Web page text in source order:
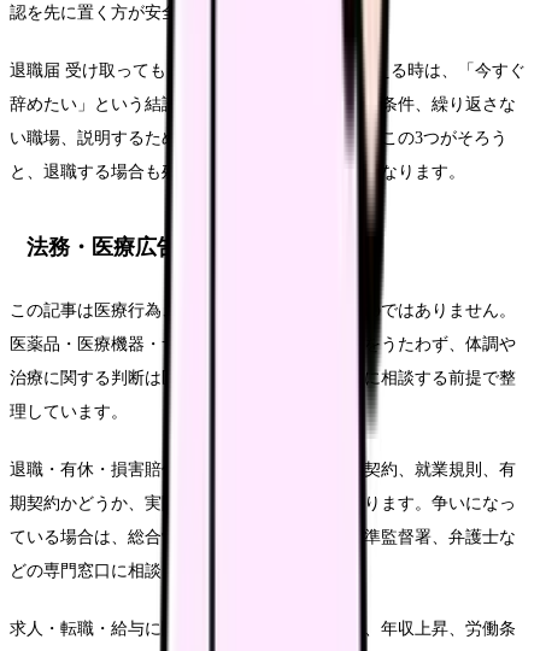
認を先に置く方が安全です。
退職届 受け取ってもらえない 看護師について考える時は、「今すぐ
辞めたい」という結論だけでなく、悩みを弱める条件、繰り返さな
い職場、説明するための記録を分けてください。この3つがそろう
と、退職する場合も残る場合も判断がぶれにくくなります。
法務・医療広告・求人広告上の注意
この記事は医療行為、診断、治療効果を示すものではありません。
医薬品・医療機器・サプリメント等の効能効果をうたわず、体調や
治療に関する判断は医師・薬剤師などの専門職に相談する前提で整
理しています。
退職・有休・損害賠償・退職代行などは、雇用契約、就業規則、有
期契約かどうか、実際のやり取りで扱いが変わります。争いになっ
ている場合は、総合労働相談コーナー、労働基準監督署、弁護士な
どの専門窓口に相談してください。
求人・転職・給与に関する内容は、内定、採用、年収上昇、労働条